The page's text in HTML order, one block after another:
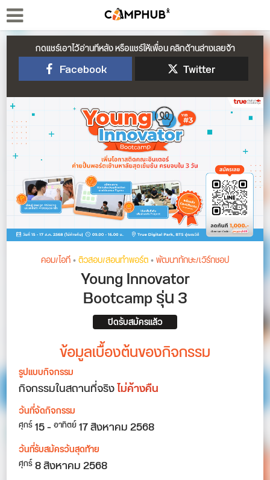
กดแชร์เอาไว้อ่านทีหลัง หรือแชร์ให้เพื่อน คลิกด้านล่างเลยจ้า
Facebook Twitter
คอม/ไอที•ติวสอบ/สอนทำพอร์ต•พัฒนาทักษะ/เวิร์กชอป
Young Innovator
Bootcamp รุ่น 3
ปิดรับสมัครแล้ว
ข้อมูลเบื้องต้นของกิจกรรม
รูปแบบกิจกรรม
กิจกรรมในสถานที่จริงไม่ค้างคืน
วันที่จัดกิจกรรม
ศุกร์15-อาทิตย์17สิงหาคม 2568
วันที่รับสมัครวันสุดท้าย
ศุกร์8 สิงหาคม 2568